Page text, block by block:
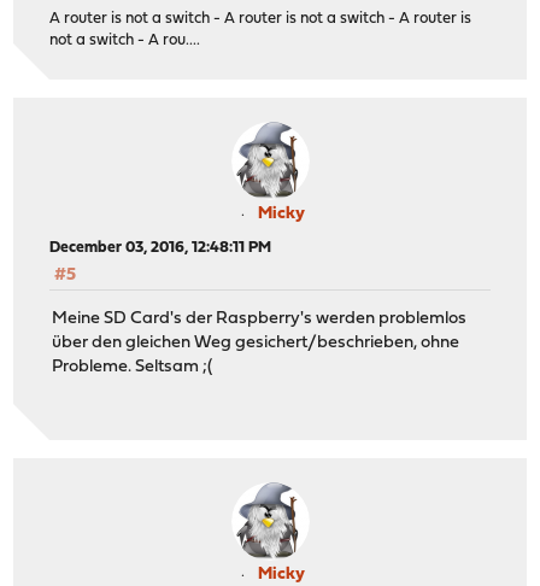
A router is not a switch - A router is not a switch - A router is
not a switch - A rou....
Micky
December 03, 2016, 12:48:11 PM
#5
Meine SD Card's der Raspberry's werden problemlos
über den gleichen Weg gesichert/beschrieben, ohne
Probleme. Seltsam ;(
Micky